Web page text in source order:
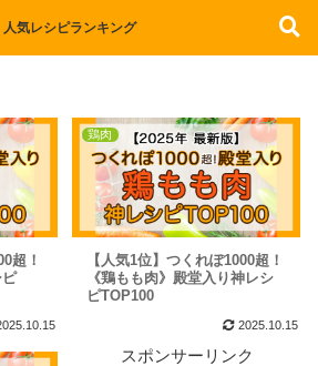
超！
ピ
鶏肉
【人気1位】つくれぽ1000超！
《鶏もも肉》殿堂入り神レシ
ピTOP100
2025.10.15
スポンサーリンク
人気レシピランキング